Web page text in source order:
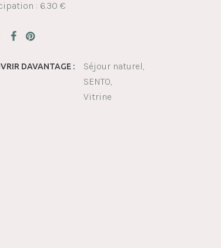
: 6.30 €
DAVANTAGE :
Séjour naturel
SENTO
Vitrine